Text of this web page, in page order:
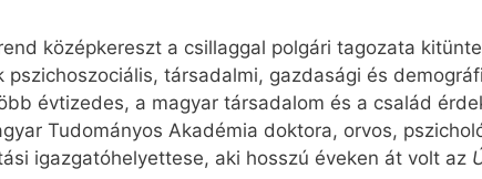
középkereszt a csillaggal polgári tagozata
pszichoszociális, társadalmi, gazdasági és
évtizedes, a magyar társadalom és a család
Tudományos Akadémia doktora, orvos,
igazgatóhelyettese, aki hosszú éveken át volt az